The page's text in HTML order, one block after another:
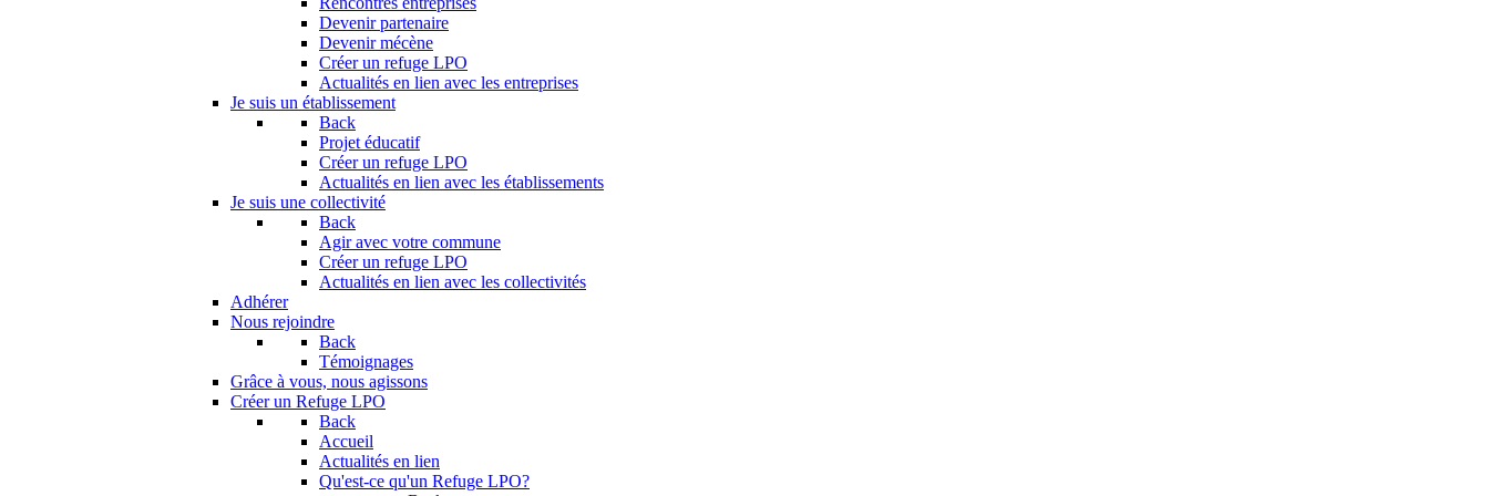
Devenir partenaire
Devenir mécène
Créer un refuge LPO
Actualités en lien avec les entreprises
Je suis un établissement
Back
Projet éducatif
Créer un refuge LPO
Actualités en lien avec les établissements
Je suis une collectivité
Back
Agir avec votre commune
Créer un refuge LPO
Actualités en lien avec les collectivités
Adhérer
Nous rejoindre
Back
Témoignages
Grâce à vous, nous agissons
Créer un Refuge LPO
Back
Accueil
Actualités en lien
Qu'est-ce qu'un Refuge LPO?